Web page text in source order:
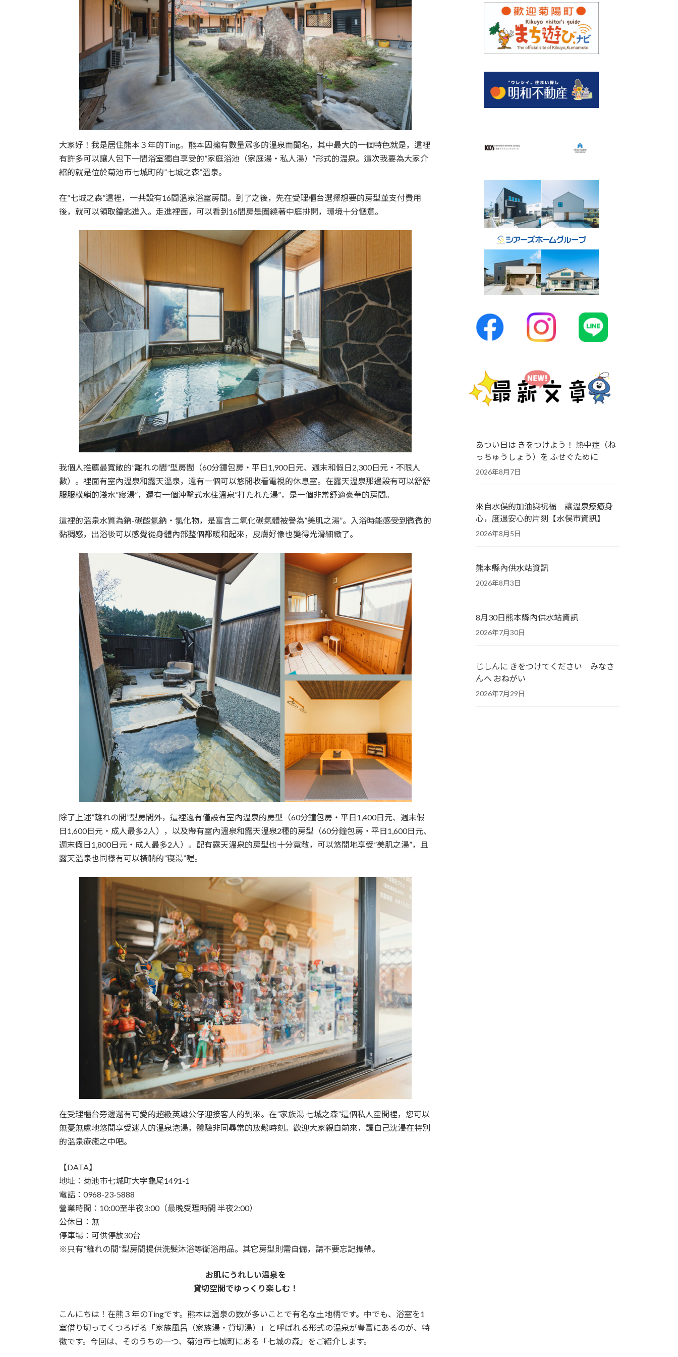
大家好！我是居住熊本３年的Ting。熊本因擁有數量眾多的溫泉而聞名，其中最大的一個特色就是，這裡
有許多可以讓人包下一間浴室獨自享受的”家庭浴池（家庭湯・私人湯）”形式的温泉。這次我要為大家介
紹的就是位於菊池市七城町的”七城之森”溫泉。
在”七城之森”這裡，一共設有16間溫泉浴室房間。到了之後，先在受理櫃台選擇想要的房型並支付費用
後，就可以領取鑰匙進入。走進裡面，可以看到16間房是圍繞著中庭排開，環境十分愜意。
我個人推薦最寬敞的”離れの間”型房間（60分鐘包房・平日1,900日元、週末和假日2,300日元・不限人
數）。裡面有室內溫泉和露天溫泉，還有一個可以悠閒收看電視的休息室。在露天溫泉那邊設有可以舒舒
服服橫躺的淺水”寢湯”，還有一個沖擊式水柱溫泉”打たれた湯”，是一個非常舒適豪華的房間。
這裡的溫泉水質為鈉-碳酸氫鈉・氯化物，是富含二氧化碳氣體被譽為”美肌之湯”。入浴時能感受到微微的
黏稠感，出浴後可以感覺從身體內部整個都暖和起來，皮膚好像也變得光滑細緻了。
除了上述”離れの間”型房間外，這裡還有僅設有室內溫泉的房型（60分鐘包房・平日1,400日元、週末假
日1,600日元・成人最多2人），以及帶有室內溫泉和露天溫泉2種的房型（60分鐘包房・平日1,600日元、
週末假日1,800日元・成人最多2人）。配有露天溫泉的房型也十分寬敞，可以悠閒地享受”美肌之湯”，且
露天溫泉也同樣有可以橫躺的”寝湯”喔。
在受理櫃台旁邊還有可愛的超級英雄公仔迎接客人的到來。在”家族湯 七城之森”這個私人空間裡，您可以
無憂無慮地悠閒享受迷人的溫泉泡湯，體驗非同尋常的放鬆時刻。歡迎大家親自前來，讓自己沈浸在特別
的溫泉療癒之中吧。
【DATA】
地址：菊池市七城町大字龜尾1491-1
電話：0968-23-5888
營業時間：10:00至半夜3:00（最晚受理時間 半夜2:00）
公休日：無
停車場：可供停放30台
※只有”離れの間”型房間提供洗髮沐浴等衛浴用品。其它房型則需自備，請不要忘記攜帶。
お肌にうれしい温泉を
貸切空間でゆっくり楽しむ！
こんにちは！在熊３年のTingです。熊本は温泉の数が多いことで有名な土地柄です。中でも、浴室を1
室借り切ってくつろげる「家族風呂（家族湯・貸切湯）」と呼ばれる形式の温泉が豊富にあるのが、特
徴です。今回は、そのうちの一つ、菊池市七城町にある「七城の森」をご紹介します。
あつい日は きをつけよう！ 熱中症（ね
っちゅうしょう）を ふせぐために
2026年8月7日
來自水俣的加油與祝福 讓溫泉療癒身
心，度過安心的片刻【水俣市資訊】
2026年8月5日
熊本縣內供水站資訊
2026年8月3日
8月30日熊本縣內供水站資訊
2026年7月30日
じしんに きをつけてください みなさ
んへ おねがい
2026年7月29日